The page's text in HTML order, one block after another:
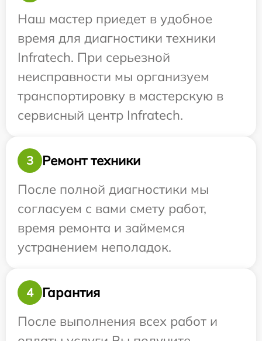
Наш мастер приедет в удобное
время для диагностики техники
Infratech. При серьезной
неисправности мы организуем
транспортировку в мастерскую в
сервисный центр Infratech.
3
Ремонт техники
После полной диагностики мы
согласуем с вами смету работ,
время ремонта и займемся
устранением неполадок.
4
Гарантия
После выполнения всех работ и